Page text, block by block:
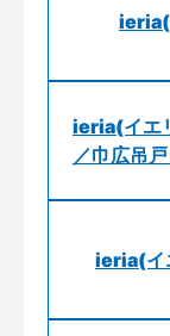
ieria(
ieria(イエ
／巾広吊
ieria(イ